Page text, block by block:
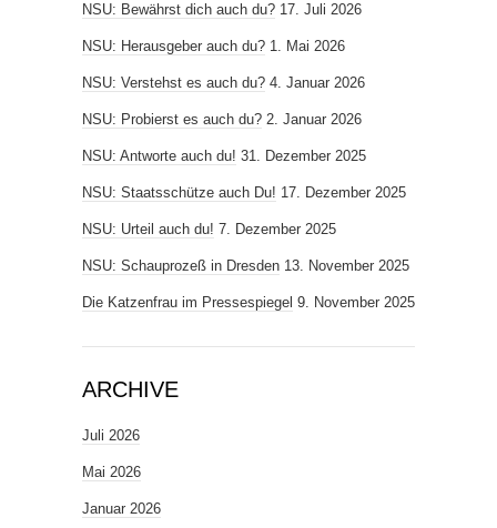
NSU: Bewährst dich auch du? 17. Juli 2026
NSU: Herausgeber auch du? 1. Mai 2026
NSU: Verstehst es auch du? 4. Januar 2026
NSU: Probierst es auch du? 2. Januar 2026
NSU: Antworte auch du! 31. Dezember 2025
NSU: Staatsschütze auch Du! 17. Dezember 2025
NSU: Urteil auch du! 7. Dezember 2025
NSU: Schauprozeß in Dresden 13. November 2025
Die Katzenfrau im Pressespiegel 9. November 2025
ARCHIVE
Juli 2026
Mai 2026
Januar 2026